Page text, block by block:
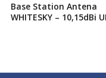
Base Station Antena
WHITESKY – 10,15dBi